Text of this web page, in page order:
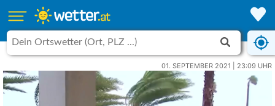
01. SEPTEMBER 2021 | 23:09 UHR